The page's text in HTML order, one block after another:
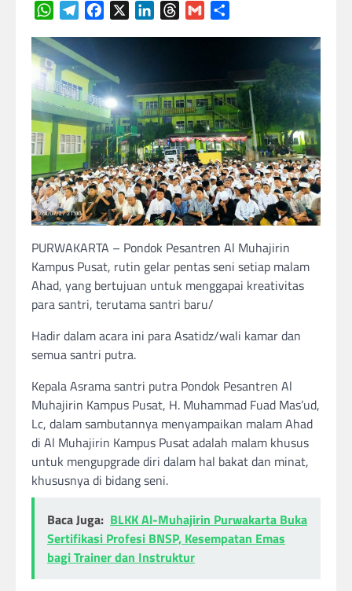
WhatsAppTelegramFacebook LinkedInThreads
Gmail
PURWAKARTA – Pondok Pesantren Al Muhajirin
Kampus Pusat, rutin gelar pentas seni setiap malam
Ahad, yang bertujuan untuk menggapai kreativitas
para santri, terutama santri baru/
Hadir dalam acara ini para Asatidz/wali kamar dan
semua santri putra.
Kepala Asrama santri putra Pondok Pesantren Al
Muhajirin Kampus Pusat, H. Muhammad Fuad Mas’ud,
Lc, dalam sambutannya menyampaikan malam Ahad
di Al Muhajirin Kampus Pusat adalah malam khusus
untuk mengupgrade diri dalam hal bakat dan minat,
khususnya di bidang seni.
Baca Juga: BLKK Al-Muhajirin Purwakarta Buka
Sertifikasi Profesi BNSP, Kesempatan Emas
bagi Trainer dan Instruktur